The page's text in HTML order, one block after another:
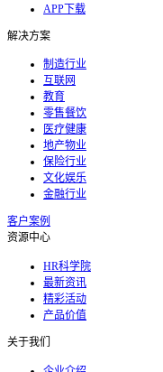
APP下载
解决方案
制造行业
互联网
教育
零售餐饮
医疗健康
地产物业
保险行业
文化娱乐
金融行业
客户案例
资源中心
HR科学院
最新资讯
精彩活动
产品价值
关于我们